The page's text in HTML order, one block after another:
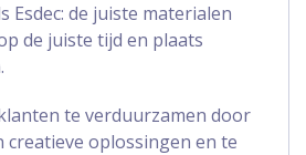
Esdec: de juiste materialen
de juiste tijd en plaats
te verduurzamen door
creatieve oplossingen en te